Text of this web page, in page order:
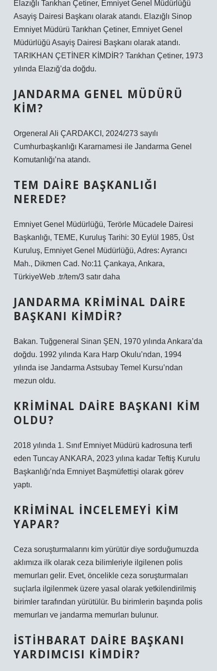
Elazığlı Tarıkhan Çetiner, Emniyet Genel Müdürlüğü
Asayiş Dairesi Başkanı olarak atandı. Elazığlı Sinop
Emniyet Müdürü Tarıkhan Çetiner, Emniyet Genel
Müdürlüğü Asayiş Dairesi Başkanı olarak atandı.
TARIKHAN ÇETİNER KİMDİR? Tarıkhan Çetiner, 1973
yılında Elazığ’da doğdu.
JANDARMA GENEL MÜDÜRÜ
KIM?
Orgeneral Ali ÇARDAKCI, 2024/273 sayılı
Cumhurbaşkanlığı Kararnamesi ile Jandarma Genel
Komutanlığı’na atandı.
TEM DAIRE BAŞKANLIĞI
NEREDE?
Emniyet Genel Müdürlüğü, Terörle Mücadele Dairesi
Başkanlığı, TEME, Kuruluş Tarihi: 30 Eylül 1985, Üst
Kuruluş, Emniyet Genel Müdürlüğü, Adres: Ayrancı
Mah., Dikmen Cad. No:11 Çankaya, Ankara,
TürkiyeWeb .tr/tem/3 satır daha
JANDARMA KRIMINAL DAIRE
BAŞKANI KIMDIR?
Bakan. Tuğgeneral Sinan ŞEN, 1970 yılında Ankara’da
doğdu. 1992 yılında Kara Harp Okulu’ndan, 1994
yılında ise Jandarma Astsubay Temel Kursu’ndan
mezun oldu.
KRIMINAL DAIRE BAŞKANI KIM
OLDU?
2018 yılında 1. Sınıf Emniyet Müdürü kadrosuna terfi
eden Tuncay ANKARA, 2023 yılına kadar Teftiş Kurulu
Başkanlığı’nda Emniyet Başmüfettişi olarak görev
yaptı.
KRIMINAL INCELEMEYI KIM
YAPAR?
Ceza soruşturmalarını kim yürütür diye sorduğumuzda
aklımıza ilk olarak ceza bilimleriyle ilgilenen polis
memurları gelir. Evet, öncelikle ceza soruşturmaları
suçlarla ilgilenmek üzere yasal olarak yetkilendirilmiş
birimler tarafından yürütülür. Bu birimlerin başında polis
memurları ve jandarma memurları bulunur.
İSTIHBARAT DAIRE BAŞKANI
YARDIMCISI KIMDIR?